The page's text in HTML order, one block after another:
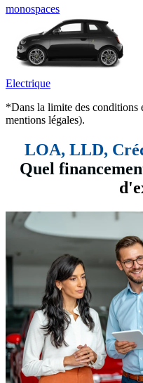
monospaces
Electrique
*Dans la limite des conditions
mentions légales).
LOA, LLD,
Quel